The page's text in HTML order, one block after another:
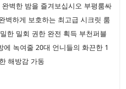
벽한 밤을 즐겨보십시오 부평룸싸
벽하게 보호하는 최고급 시크릿 룸
한 밀회 권한 완전 획득 부천퍼블
에 녹여줄 20대 언니들의 화끈한 1
해방감 가동